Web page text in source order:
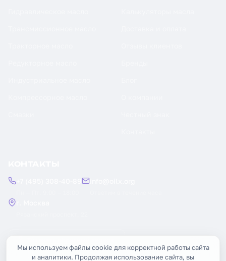
Мы используем файлы cookie для корректной работы сайта
и аналитики. Продолжая использование сайта, вы